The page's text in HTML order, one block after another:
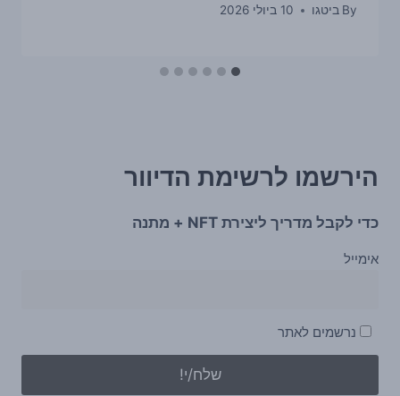
By ביטגו 10 ביולי 2026
הירשמו לרשימת הדיוור
כדי לקבל מדריך ליצירת NFT + מתנה
אימייל
נרשמים לאתר